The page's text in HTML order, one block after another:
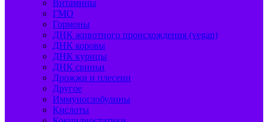
Витамины
ГМО
Гормоны
ДНК животного происхождения (vegan)
ДНК коровы
ДНК курицы
ДНК свиньи
Дрожжи и плесени
Другое
Иммуноглобулины
Кислоты